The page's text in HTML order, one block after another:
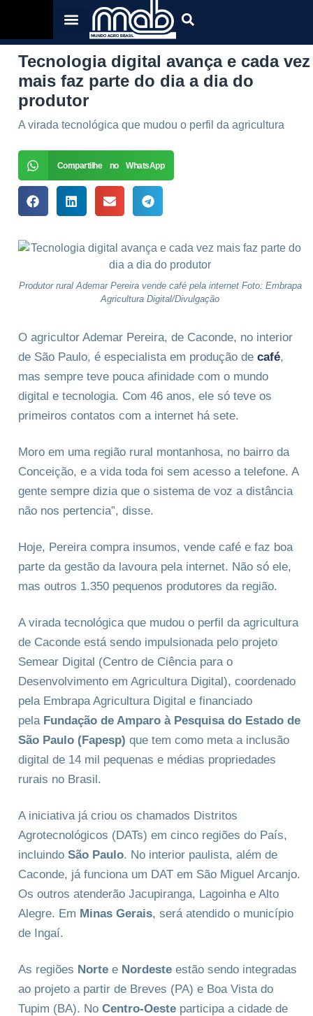
Tecnologia digital avança e cada vez
mais faz parte do dia a dia do
produtor
A virada tecnológica que mudou o perfil da agricultura
Compartilhe no WhatsApp
Produtor rural Ademar Pereira vende café pela internet Foto: Embrapa
Agricultura Digital/Divulgação
O agricultor Ademar Pereira, de Caconde, no interior
de São Paulo, é especialista em produção de café,
mas sempre teve pouca afinidade com o mundo
digital e tecnologia. Com 46 anos, ele só teve os
primeiros contatos com a internet há sete.
Moro em uma região rural montanhosa, no bairro da
Conceição, e a vida toda foi sem acesso a telefone. A
gente sempre dizia que o sistema de voz a distância
não nos pertencia”, disse.
Hoje, Pereira compra insumos, vende café e faz boa
parte da gestão da lavoura pela internet. Não só ele,
mas outros 1.350 pequenos produtores da região.
A virada tecnológica que mudou o perfil da agricultura
de Caconde está sendo impulsionada pelo projeto
Semear Digital (Centro de Ciência para o
Desenvolvimento em Agricultura Digital), coordenado
pela Embrapa Agricultura Digital e financiado
pelaFundação de Amparo à Pesquisa do Estado de
São Paulo (Fapesp) que tem como meta a inclusão
digital de 14 mil pequenas e médias propriedades
rurais no Brasil.
A iniciativa já criou os chamados Distritos
Agrotecnológicos (DATs) em cinco regiões do País,
incluindo São Paulo. No interior paulista, além de
Caconde, já funciona um DAT em São Miguel Arcanjo.
Os outros atenderão Jacupiranga, Lagoinha e Alto
Alegre. Em Minas Gerais, será atendido o município
de Ingaí.
As regiões Norte e Nordeste estão sendo integradas
ao projeto a partir de Breves (PA) e Boa Vista do
Tupim (BA). No Centro-Oeste participa a cidade de